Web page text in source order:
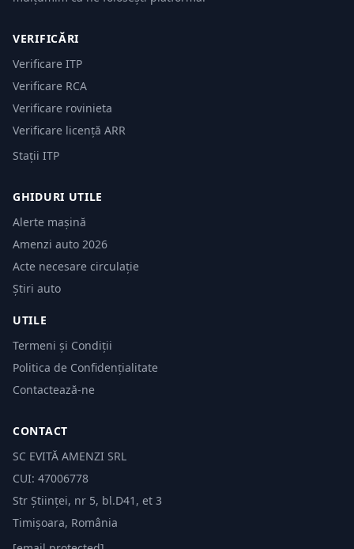
VERIFICĂRI
Verificare ITP
Verificare RCA
Verificare rovinieta
Verificare licență ARR
Stații ITP
GHIDURI UTILE
Alerte mașină
Amenzi auto 2026
Acte necesare circulație
Știri auto
UTILE
Termeni și Condiții
Politica de Confidențialitate
Contactează-ne
CONTACT
SC EVITĂ AMENZI SRL
CUI: 47006778
Str Științei, nr 5, bl.D41, et 3
Timișoara, România